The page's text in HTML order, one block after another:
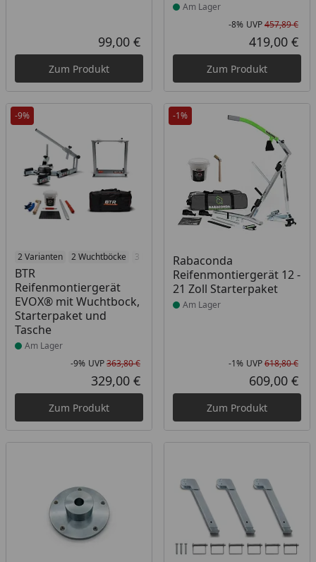
Aktueller Preis
99,00 €
Zum Produkt
Am Lager
-8% UVP457,89 €
419,00 €
Zum Produkt
-9%
2 Varianten 2 Wuchtböcke 3 Montagehilfen 2 Farben
BTR
Reifenmontiergerät
EVOX® mit Wuchtbock,
Starterpaket und
Tasche
Produkt am Lager
Am Lager
Rabatt in Prozent
-9%
Ursprünglicher Preis
UVP363,80 €
Aktueller Preis
329,00 €
Zum Produkt
-1%
Rabaconda
Reifenmontiergerät 12 -
21 Zoll Starterpaket
Produkt am Lager
Am Lager
-1% UVP618,80 €
609,00 €
Zum Produkt